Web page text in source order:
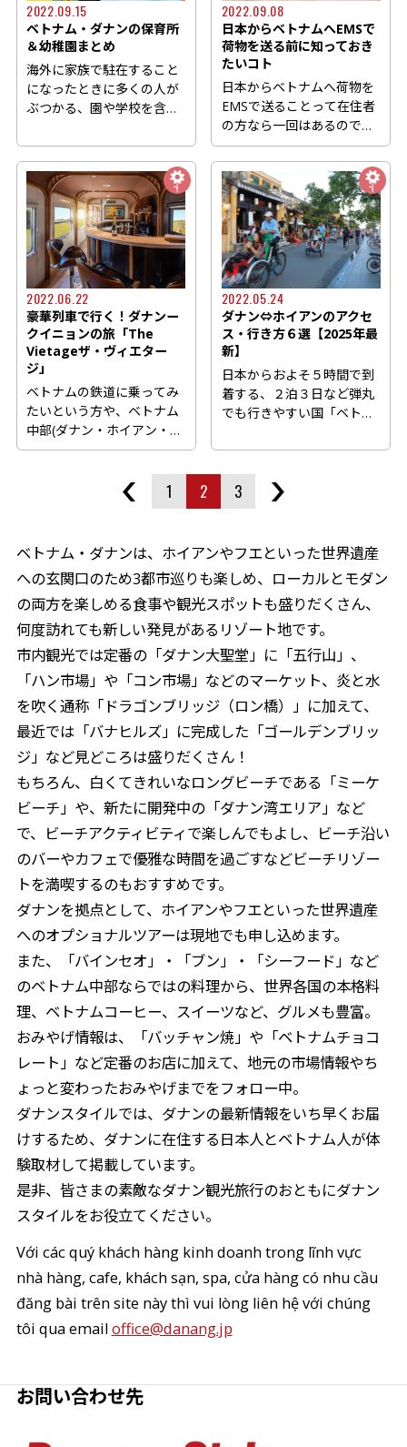
2022.09.15
ベトナム・ダナンの保育所
＆幼稚園まとめ
海外に家族で駐在すること
になったときに多くの人が
ぶつかる、園や学校を含む
小...
2022.09.08
日本からベトナムへEMSで
荷物を送る前に知っておき
たいコト
日本からベトナムへ荷物を
EMSで送ることって在住者
の方なら一回はあるのでは
ないでしょうか？ でもベ
ト...
2022.06.22
豪華列車で行く！ダナンー
クイニョンの旅「The
Vietageザ・ヴィエター
ジ」
ベトナムの鉄道に乗ってみ
たいという方や、ベトナム
中部(ダナン・ホイアン・フ
エ・ニャチャン・クイニョ
2022.05.24
ダナン⇔ホイアンのアクセ
ス・行き方６選【2025年最
新】
日本からおよそ５時間で到
着する、２泊３日など弾丸
でも行きやすい国「ベトナ
「ダ...
1 2 3
ベトナム・ダナンは、ホイアンやフエといった世界遺産
への玄関口のため3都市巡りも楽しめ、ローカルとモダン
の両方を楽しめる食事や観光スポットも盛りだくさん、
何度訪れても新しい発見があるリゾート地です。
市内観光では定番の「ダナン大聖堂」に「五行山」、
「ハン市場」や「コン市場」などのマーケット、炎と水
を吹く通称「ドラゴンブリッジ（ロン橋）」に加えて、
最近では「バナヒルズ」に完成した「ゴールデンブリッ
ジ」など見どころは盛りだくさん！
もちろん、白くてきれいなロングビーチである「ミーケ
ビーチ」や、新たに開発中の「ダナン湾エリア」など
で、ビーチアクティビティで楽しんでもよし、ビーチ沿い
のバーやカフェで優雅な時間を過ごすなどビーチリゾー
トを満喫するのもおすすめです。
ダナンを拠点として、ホイアンやフエといった世界遺産
へのオプショナルツアーは現地でも申し込めます。
また、「バインセオ」・「ブン」・「シーフード」など
のベトナム中部ならではの料理から、世界各国の本格料
理、ベトナムコーヒー、スイーツなど、グルメも豊富。
おみやげ情報は、「バッチャン焼」や「ベトナムチョコ
レート」など定番のお店に加えて、地元の市場情報やち
ょっと変わったおみやげまでをフォロー中。
ダナンスタイルでは、ダナンの最新情報をいち早くお届
けするため、ダナンに在住する日本人とベトナム人が体
験取材して掲載しています。
是非、皆さまの素敵なダナン観光旅行のおともにダナン
スタイルをお役立てください。
Với các quý khách hàng kinh doanh trong lĩnh vực
nhà hàng, cafe, khách sạn, spa, cửa hàng có nhu cầu
đăng bài trên site này thì vui lòng liên hệ với chúng
tôi qua emailoffice@danang.jp
お問い合わせ先